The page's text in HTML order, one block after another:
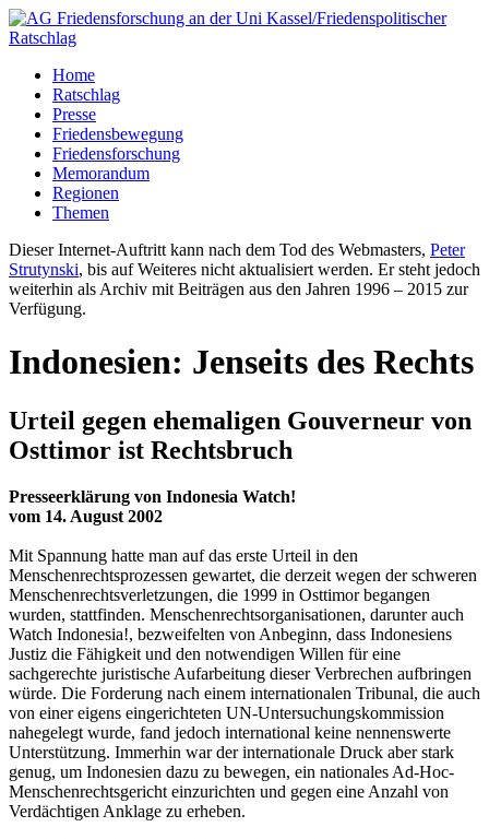
Home
Ratschlag
Presse
Friedensbewegung
Friedensforschung
Memorandum
Regionen
Themen
Dieser Internet-Auftritt kann nach dem Tod des Webmasters, Peter
Strutynski, bis auf Weiteres nicht aktualisiert werden. Er steht jedoch
weiterhin als Archiv mit Beiträgen aus den Jahren 1996 – 2015 zur
Verfügung.
Indonesien: Jenseits des Rechts
Urteil gegen ehemaligen Gouverneur von
Osttimor ist Rechtsbruch
Presseerklärung von Indonesia Watch!
vom 14. August 2002
Mit Spannung hatte man auf das erste Urteil in den
Menschenrechtsprozessen gewartet, die derzeit wegen der schweren
Menschenrechtsverletzungen, die 1999 in Osttimor begangen
wurden, stattfinden. Menschenrechtsorganisationen, darunter auch
Watch Indonesia!, bezweifelten von Anbeginn, dass Indonesiens
Justiz die Fähigkeit und den notwendigen Willen für eine
sachgerechte juristische Aufarbeitung dieser Verbrechen aufbringen
würde. Die Forderung nach einem internationalen Tribunal, die auch
von einer eigens eingerichteten UN-Untersuchungskommission
nahegelegt wurde, fand jedoch international keine nennenswerte
Unterstützung. Immerhin war der internationale Druck aber stark
genug, um Indonesien dazu zu bewegen, ein nationales Ad-Hoc-
Menschenrechtsgericht einzurichten und gegen eine Anzahl von
Verdächtigen Anklage zu erheben.